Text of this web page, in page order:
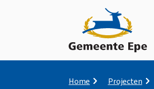
Kruimelpad
Home Projecten